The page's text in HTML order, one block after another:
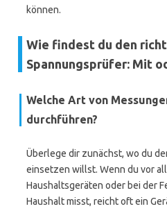
können.
Wie findest du den
Spannungsprüfer: Mit
Welche Art von
durchführen?
Überlege dir zunächst, wo du
einsetzen willst. Wenn du vor
Haushaltsgeräten oder bei der
Haushalt misst, reicht oft ein